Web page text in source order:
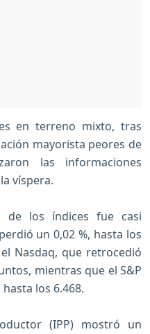
en terreno mixto, tras
mayorista peores de
las informaciones
víspera.
de los índices fue casi
un 0,02 %, hasta los
Nasdaq, que retrocedió
mientras que el S&P
los 6.468.
(IPP) mostró un